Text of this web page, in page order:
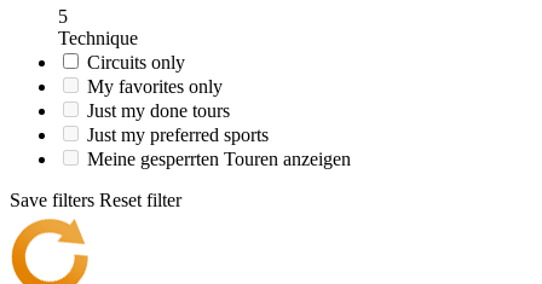
5
Technique
Circuits only
My favorites only
Just my done tours
Just my preferred sports
Meine gesperrten Touren anzeigen
Save filters Reset filter